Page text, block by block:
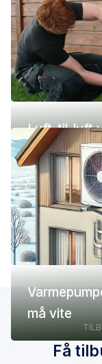
Luft-til-luft
(pris,
må vite
Få